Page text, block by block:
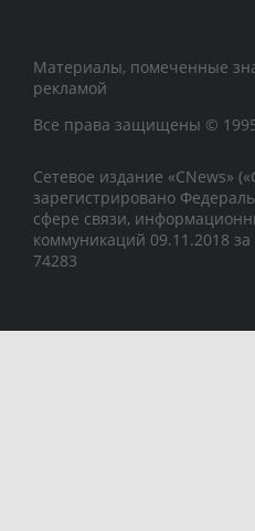
Материалы, помеченные
рекламой
Все права защищены ©
Сетевое издание «CNews»
зарегистрировано
сфере связи,
коммуникаций 09.11.2018
74283